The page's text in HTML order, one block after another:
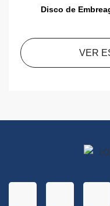
Disco de
VER